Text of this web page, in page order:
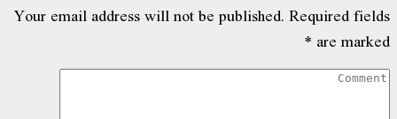
Your email address will not be published.